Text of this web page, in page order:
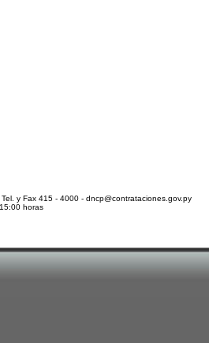
y Fax 415 - 4000 - dncp@contrataciones.gov.py
horas